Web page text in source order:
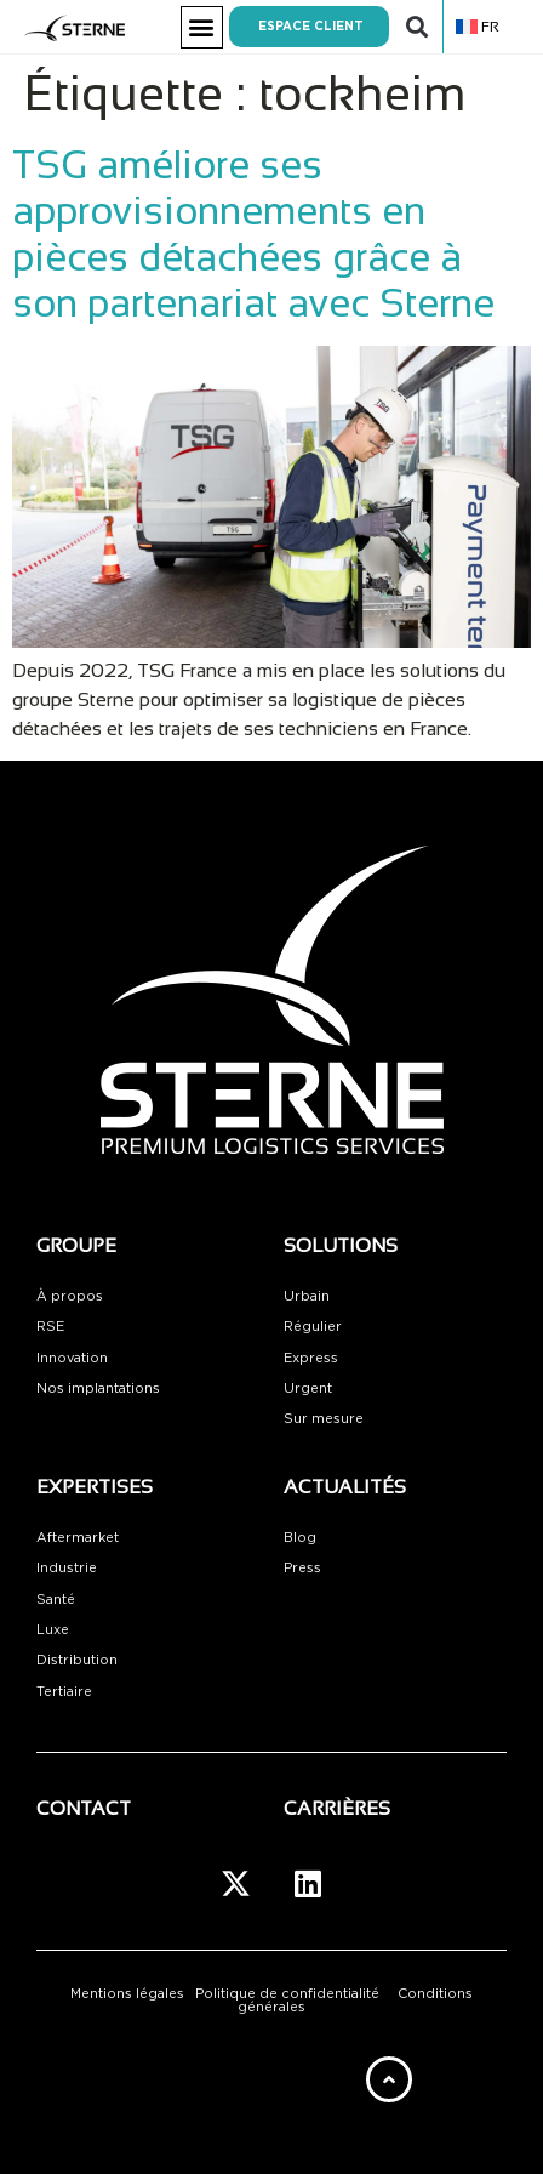
ESPACE CLIENT FR
Étiquette : tockheim
TSG améliore ses
approvisionnements en
pièces détachées grâce à
son partenariat avec Sterne
Depuis 2022, TSG France a mis en place les solutions du
groupe Sterne pour optimiser sa logistique de pièces
détachées et les trajets de ses techniciens en France.
GROUPE
À propos
RSE
Innovation
Nos implantations
SOLUTIONS
Urbain
Régulier
Express
Urgent
Sur mesure
EXPERTISES
Aftermarket
Industrie
Santé
Luxe
Distribution
Tertiaire
ACTUALITÉS
Blog
Press
CONTACT CARRIÈRES
Mentions légales Politique de confidentialité
Conditions
générales